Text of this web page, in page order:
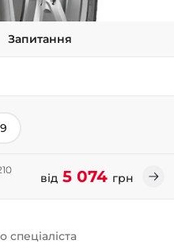
+38 (077) 7-184-184
Запитання
від5 074 грн